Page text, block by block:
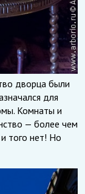
дворца были
для
Комнаты и
— более чем
того нет! Но